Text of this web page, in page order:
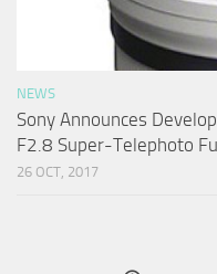
NEWS
Sony Announces
F2.8 Super-Telephoto
26 OCT, 2017